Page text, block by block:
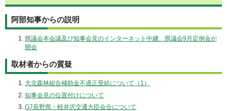
阿部知事からの説明
県議会本会議及び知事会見のインターネット中継、県議会9月定例会が
開会
取材者からの質疑
大北森林組合補助金不適正受給について（1）
知事会見の位置付けについて
G7長野県・軽井沢交通大臣会合について